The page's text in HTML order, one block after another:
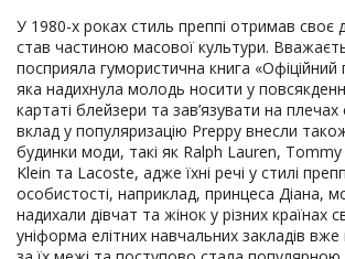
У 1980-х роках стиль преппі отримав своє
став частиною масової культури.
посприяла гумористична книга «Офіційний
яка надихнула молодь носити у
картаті блейзери та зав’язувати на плечах
вклад у популяризацію Preppy внесли
будинки моди, такі як Ralph Lauren,
Klein та Lacoste, адже їхні речі у стилі
особистості, наприклад, принцеса Діана,
надихали дівчат та жінок у різних країнах
уніформа елітних навчальних закладів